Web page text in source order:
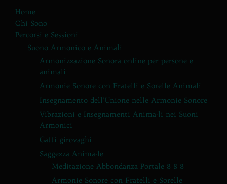
Home
Chi Sono
Percorsi e Sessioni
Suono Armonico e Animali
Armonizzazione Sonora online per persone e
animali
Armonie Sonore con Fratelli e Sorelle Animali
Insegnamento dell’Unione nelle Armonie Sonore
Vibrazioni e Insegnamenti Anima-li nei Suoni
Armonici
Gatti girovaghi
Saggezza Anima-le
Meditazione Abbondanza Portale 8 8 8
Armonie Sonore con Fratelli e Sorelle